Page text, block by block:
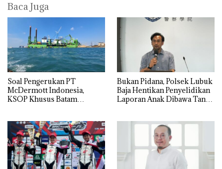
Baca Juga
‎Soal Pengerukan PT
McDermott Indonesia,
KSOP Khusus Batam
Bukan Pidana, Polsek Lubuk
Baja Hentikan Penyelidikan
Laporan Anak Dibawa Tanpa